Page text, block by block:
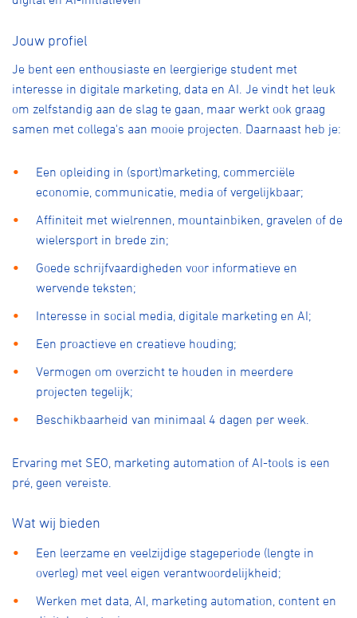
Jouw profiel
Je bent een enthousiaste en leergierige student met
interesse in digitale marketing, data en AI. Je vindt het leuk
om zelfstandig aan de slag te gaan, maar werkt ook graag
samen met collega's aan mooie projecten. Daarnaast heb je:
Een opleiding in (sport)marketing, commerciële
economie, communicatie, media of vergelijkbaar;
Affiniteit met wielrennen, mountainbiken, gravelen of de
wielersport in brede zin;
Goede schrijfvaardigheden voor informatieve en
wervende teksten;
Interesse in social media, digitale marketing en AI;
Een proactieve en creatieve houding;
Vermogen om overzicht te houden in meerdere
projecten tegelijk;
Beschikbaarheid van minimaal 4 dagen per week.
Ervaring met SEO, marketing automation of AI-tools is een
pré, geen vereiste.
Wat wij bieden
Een leerzame en veelzijdige stageperiode (lengte in
overleg) met veel eigen verantwoordelijkheid;
Werken met data, AI, marketing automation, content en